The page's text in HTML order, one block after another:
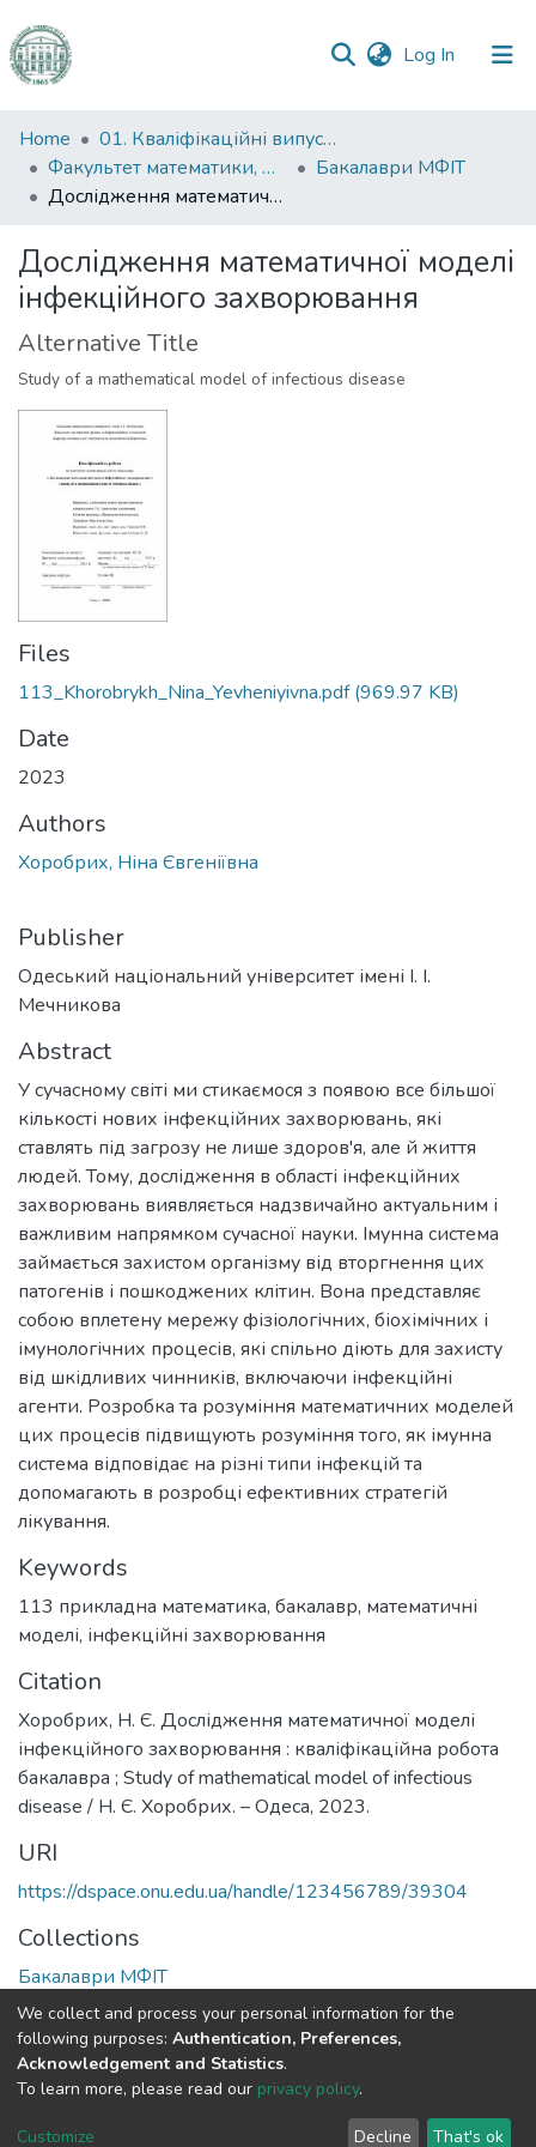
Log In (current)
Communities
&
Collections
Statistics
Home
01. Кваліфікаційні випускні роботи здобувачів вищої освіти
Факультет математики, фізики та інформаційних технологій
Бакалаври МФІТ
Дослідження математичної моделі інфекційного захворювання
Дослідження математичної моделі
інфекційного захворювання
Alternative Title
Study of a mathematical model of infectious disease
Files
113_Khorobrykh_Nina_Yevheniyivna.pdf(969.97 KB)
Date
2023
Authors
Хоробрих, Ніна Євгеніївна
Publisher
Одеський національний університет імені І. І.
Мечникова
Abstract
У сучасному світі ми стикаємося з появою все більшої
кількості нових інфекційних захворювань, які
ставлять під загрозу не лише здоров'я, але й життя
людей. Тому, дослідження в області інфекційних
захворювань виявляється надзвичайно актуальним і
важливим напрямком сучасної науки. Імунна система
займається захистом організму від вторгнення цих
патогенів і пошкоджених клітин. Вона представляє
собою вплетену мережу фізіологічних, біохімічних і
імунологічних процесів, які спільно діють для захисту
від шкідливих чинників, включаючи інфекційні
агенти. Розробка та розуміння математичних моделей
цих процесів підвищують розуміння того, як імунна
система відповідає на різні типи інфекцій та
допомагають в розробці ефективних стратегій
лікування.
Keywords
113 прикладна математика, бакалавр, математичні
моделі, інфекційні захворювання
Citation
Хоробрих, Н. Є. Дослідження математичної моделі
інфекційного захворювання : кваліфікаційна робота
бакалавра ; Study of mathematical model of infectious
disease / Н. Є. Хоробрих. – Одеса, 2023.
URI
https://dspace.onu.edu.ua/handle/123456789/39304
Collections
Бакалаври МФІТ
Full item page
DSpace software copyright © 2009-2026
Cookie
End User
Send
We collect and process your personal information for the
following purposes: Authentication, Preferences,
Acknowledgement and Statistics.
To learn more, please read our privacy policy.
Customize Decline That's ok